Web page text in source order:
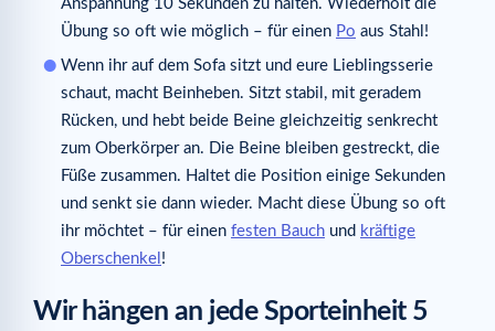
Anspannung 10 Sekunden zu halten. Wiederholt die
Übung so oft wie möglich – für einen Po aus Stahl!
Wenn ihr auf dem Sofa sitzt und eure Lieblingsserie
schaut, macht Beinheben. Sitzt stabil, mit geradem
Rücken, und hebt beide Beine gleichzeitig senkrecht
zum Oberkörper an. Die Beine bleiben gestreckt, die
Füße zusammen. Haltet die Position einige Sekunden
und senkt sie dann wieder. Macht diese Übung so oft
ihr möchtet – für einen festen Bauch und kräftige
Oberschenkel !
Wir hängen an jede Sporteinheit 5